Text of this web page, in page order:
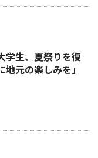
、夏祭りを復
の楽しみを」